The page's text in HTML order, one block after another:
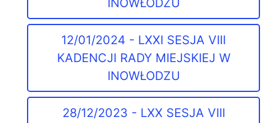
INOWŁODZU
12/01/2024 - LXXI SESJA VIII
KADENCJI RADY MIEJSKIEJ W
INOWŁODZU
28/12/2023 - LXX SESJA VIII